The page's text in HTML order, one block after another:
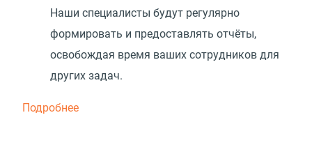
Наши специалисты будут регулярно
формировать и предоставлять отчёты,
освобождая время ваших сотрудников для
других задач.
Подробнее